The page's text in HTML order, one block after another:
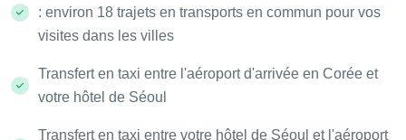
: environ 18 trajets en transports en commun pour vos
visites dans les villes
Transfert en taxi entre l'aéroport d'arrivée en Corée et
votre hôtel de Séoul
Transfert en taxi entre votre hôtel de Séoul et l'aéroport